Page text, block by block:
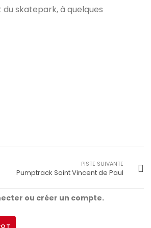
skatepark, à quelques
PISTE SUIVANTE
Pumptrack Saint Vincent de Paul
ou créer un compte.